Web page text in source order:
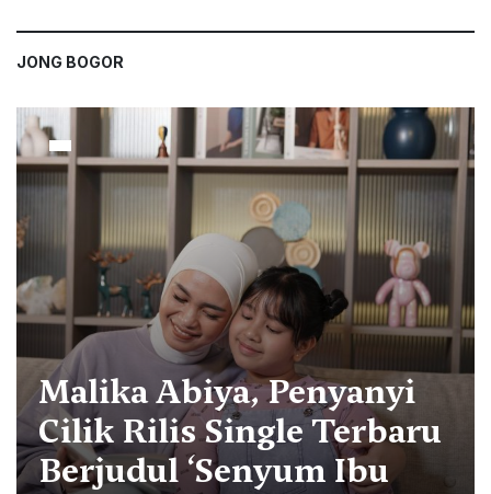
JONG BOGOR
Malika Abiya, Penyanyi
Cilik Rilis Single Terbaru
Berjudul ‘Senyum Ibu